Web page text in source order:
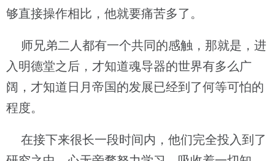
够直接操作相比，他就要痛苦多了。
师兄弟二人都有一个共同的感触，那就是，进
入明德堂之后，才知道魂导器的世界有多么广
阔，才知道日月帝国的发展已经到了何等可怕的
程度。
在接下来很长一段时间内，他们完全投入到了